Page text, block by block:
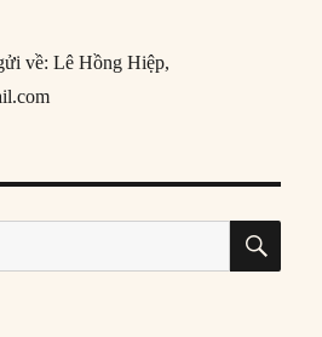
về: Lê Hồng Hiệp,